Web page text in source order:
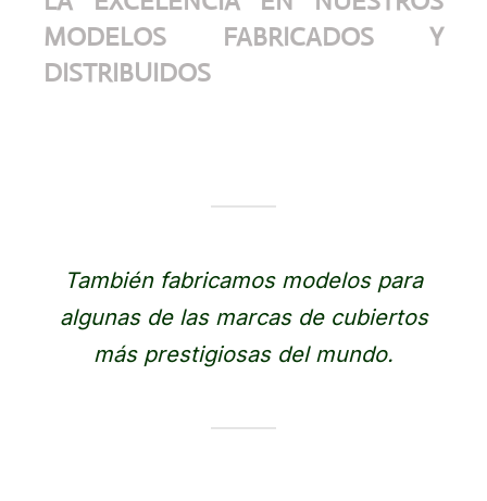
MODELOS FABRICADOS Y
DISTRIBUIDOS
También fabricamos modelos para
algunas de las marcas de cubiertos
más prestigiosas del mundo.